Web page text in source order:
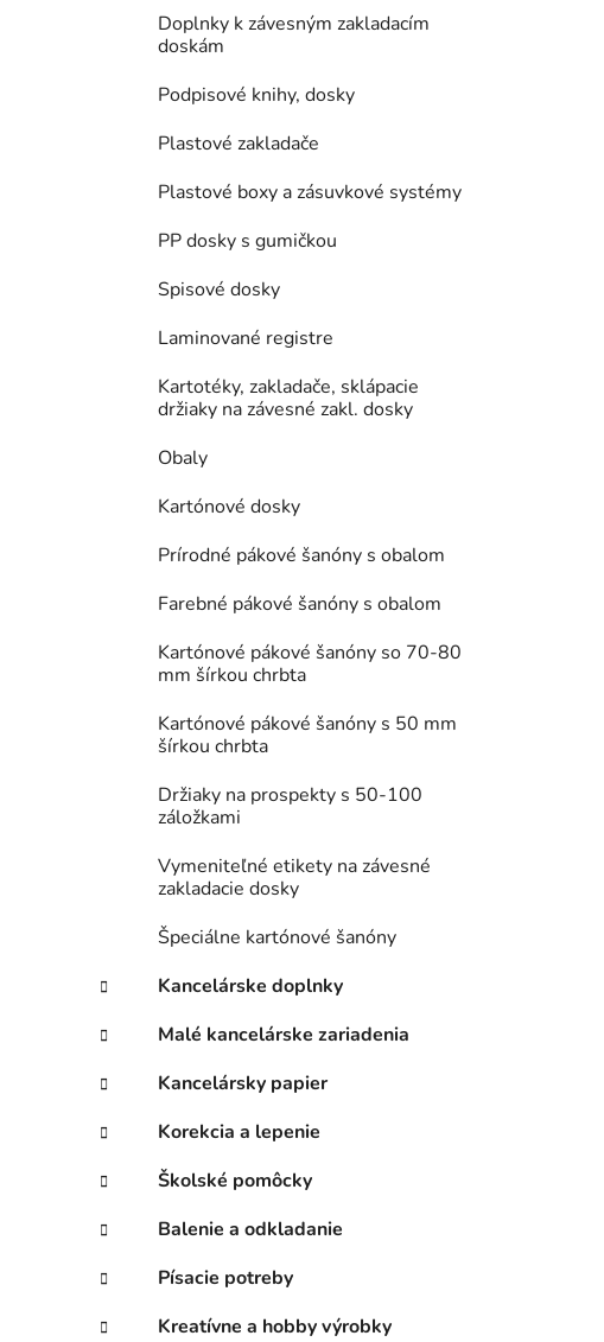
Doplnky k závesným zakladacím
doskám
Podpisové knihy, dosky
Plastové zakladače
Plastové boxy a zásuvkové systémy
PP dosky s gumičkou
Spisové dosky
Laminované registre
Kartotéky, zakladače, sklápacie
držiaky na závesné zakl. dosky
Obaly
Kartónové dosky
Prírodné pákové šanóny s obalom
Farebné pákové šanóny s obalom
Kartónové pákové šanóny so 70-80
mm šírkou chrbta
Kartónové pákové šanóny s 50 mm
šírkou chrbta
Držiaky na prospekty s 50-100
záložkami
Vymeniteľné etikety na závesné
zakladacie dosky
Špeciálne kartónové šanóny
Kancelárske doplnky
Malé kancelárske zariadenia
Kancelársky papier
Korekcia a lepenie
Školské pomôcky
Balenie a odkladanie
Písacie potreby
Kreatívne a hobby výrobky